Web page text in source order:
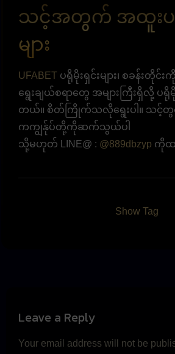
သင့်အတွက် အထူးပရို
များ
UFABET ပရိုမိုးရှင်းများ၊ စခန်းတိုင်
ရွေးချယ်စရာတွေ အများကြီးရှိလို့ ပရို
တယ်။ စိတ်ကြိုက်သလိုရွေးပါ။ သင့်တွင်မေ
ကကျွန်ုပ်တို့ကိုဆက်သွယ်ပါ
သို့မဟုတ် LINE@ : @889dbzyp ကိုထ
Show Tag
Leave a Reply
Your email address will not be